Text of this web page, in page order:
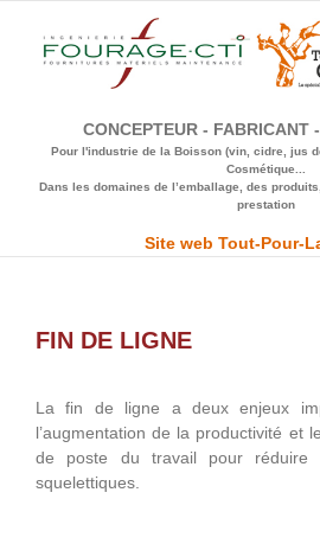
contenu
CONCEPTEUR - FABRICANT
Pour l'industrie de la Boisson (vin, cidre, jus
Cosmétique...
Dans les domaines de l’emballage, des
prestation
Site web Tout-Pour-
FIN DE LIGNE
La fin de ligne a deux enjeux
l’augmentation de la productivité et
de poste du travail pour réduire
squelettiques.